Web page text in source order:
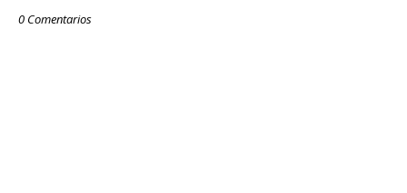
0 Comentarios